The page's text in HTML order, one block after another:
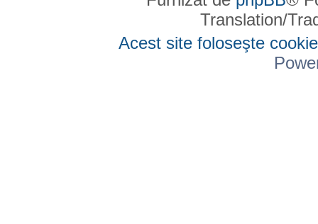
Translation/
Acest site foloseşte